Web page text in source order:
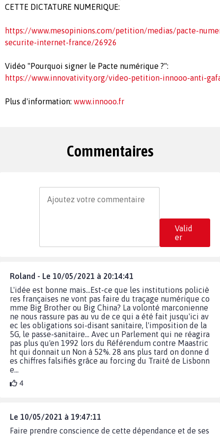
CETTE DICTATURE NUMERIQUE:
https://www.mesopinions.com/petition/medias/pacte-
securite-internet-france/26926
Vidéo "Pourquoi signer le Pacte numérique ?":
https://www.innovativity.org/video-petition-innooo-anti-
Plus d'information: www.innooo.fr
Commentaires
Valid
er
Roland - Le 10/05/2021 à 20:14:41
L'idée est bonne mais...Est-ce que les institutions policiè
res françaises ne vont pas faire du traçage numérique co
mme Big Brother ou Big China? La volonté marconienne
ne nous rassure pas au vu de ce qui a été fait jusqu'ici av
ec les obligations soi-disant sanitaire, l'imposition de la
5G, le passe-sanitaire... Avec un Parlement qui ne réagira
pas plus qu'en 1992 lors du Référendum contre Maastric
ht qui donnait un Non à 52%. 28 ans plus tard on donne d
es chiffres falsifiés grâce au forcing du Traité de Lisbonn
e...
4
Le 10/05/2021 à 19:47:11
Faire prendre conscience de cette dépendance et de ses